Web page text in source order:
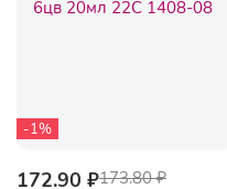
-1%
172.90 ₽173.80 ₽